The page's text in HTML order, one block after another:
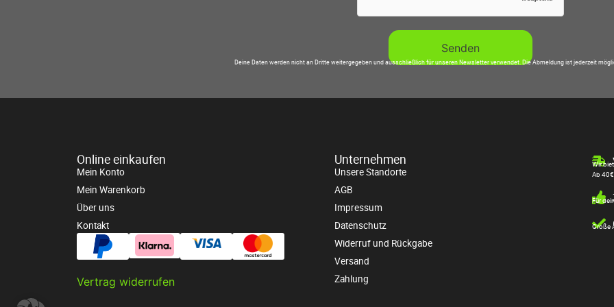
Deine Daten werden nicht an Dritte weitergegeben und ausschließlich für unseren Newsletter verwendet. Die Abmeldung ist jederzeit
Online einkaufen
Mein Konto
Mein Warenkorb
Über uns
Kontakt
Vertrag widerrufen
Unternehmen
Unsere Standorte
AGB
Impressum
Datenschutz
Widerruf und Rückgabe
Versand
Zahlung
Wir
Ab
Für
Große